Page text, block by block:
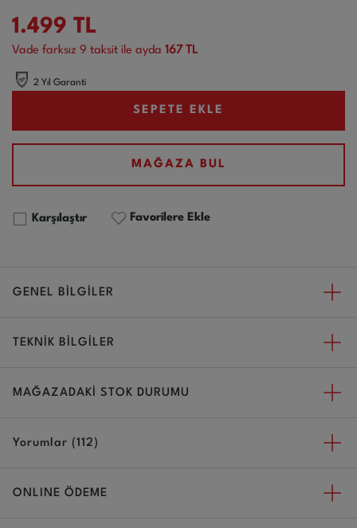
1.499 TL
Vade farksız 9 taksit ile ayda 167 TL
2 Yıl Garanti
SEPETE EKLE
MAĞAZA BUL
Karşılaştır Favorilere Ekle
GENEL BİLGİLER
TEKNİK BİLGİLER
MAĞAZADAKİ STOK DURUMU
Yorumlar (112)
ONLINE ÖDEME